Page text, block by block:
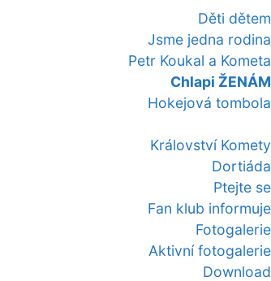
Děti dětem
Jsme jedna rodina
Petr Koukal a Kometa
Chlapi ŽENÁM
Hokejová tombola
Království Komety
Dortiáda
Ptejte se
Fan klub informuje
Fotogalerie
Aktivní fotogalerie
Download